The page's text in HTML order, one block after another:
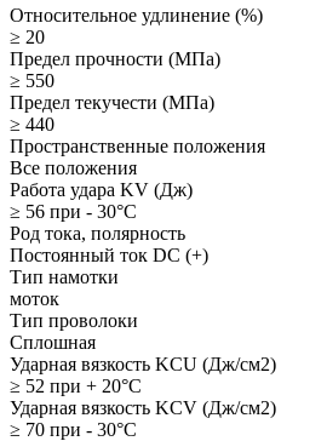
Относительное удлинение (%)
≥ 20
Предел прочности (МПа)
≥ 550
Предел текучести (МПа)
≥ 440
Пространственные положения
Все положения
Работа удара KV (Дж)
≥ 56 при - 30°C
Род тока, полярность
Постоянный ток DC (+)
Тип намотки
моток
Тип проволоки
Сплошная
Ударная вязкость KCU (Дж/см2)
≥ 52 при + 20°C
Ударная вязкость KCV (Дж/см2)
≥ 70 при - 30°C